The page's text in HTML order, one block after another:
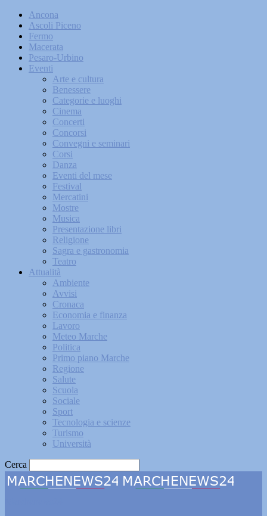
Ancona
Ascoli Piceno
Fermo
Macerata
Pesaro-Urbino
Eventi
Arte e cultura
Benessere
Categorie e luoghi
Cinema
Concerti
Concorsi
Convegni e seminari
Corsi
Danza
Eventi del mese
Festival
Mercatini
Mostre
Musica
Presentazione libri
Religione
Sagra e gastronomia
Teatro
Attualità
Ambiente
Avvisi
Cronaca
Economia e finanza
Lavoro
Meteo Marche
Politica
Primo piano Marche
Regione
Salute
Scuola
Sociale
Sport
Tecnologia e scienze
Turismo
Università
Cerca